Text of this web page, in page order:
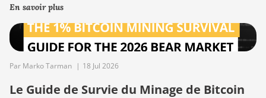
En savoir plus
Par Marko Tarman | 18 Jul 2026
Le Guide de Survie du Minage de Bitcoin